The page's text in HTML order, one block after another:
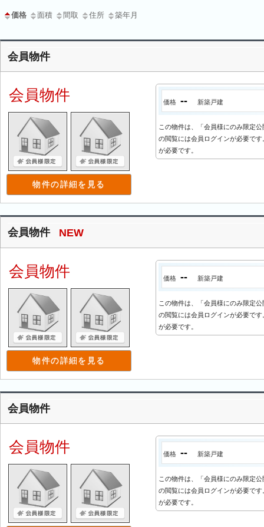
価格 面積 間取 住所 築年月
会員物件
会員物件
物件の詳細を見る
価格 -- 新築戸建
この物件は、「会員様にのみ限定
の閲覧には会員ログインが必要で
が必要です。
会員物件 NEW
会員物件
物件の詳細を見る
価格 -- 新築戸建
この物件は、「会員様にのみ限定
の閲覧には会員ログインが必要で
が必要です。
会員物件
会員物件 価格 -- 新築戸建
この物件は、「会員様にのみ限定
の閲覧には会員ログインが必要で
が必要です。